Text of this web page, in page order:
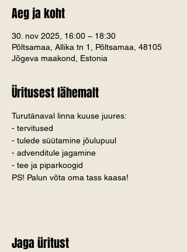
Aeg ja koht
30. nov 2025, 16:00 – 18:30
Põltsamaa, Allika tn 1, Põltsamaa, 48105
Jõgeva maakond, Estonia
Üritusest lähemalt
Turutänaval linna kuuse juures:
- tervitused
- tulede süütamine jõulupuul
- advenditule jagamine
- tee ja piparkoogid
PS! Palun võta oma tass kaasa!
Jaga üritust